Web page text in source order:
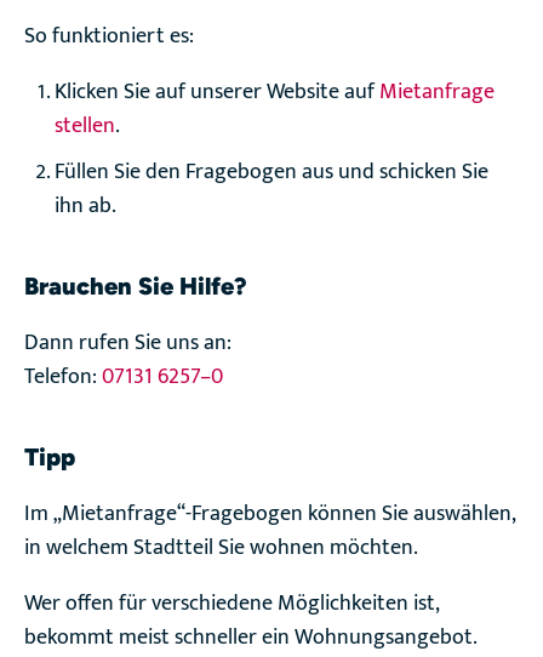
So funktioniert es:
Klicken Sie auf unserer Website aufMietanfrage
stellen.
Füllen Sie den Fragebogen aus und schicken Sie
ihn ab.
Brauchen Sie Hilfe?
Dann rufen Sie uns an:
Telefon:07131 6257–0
Tipp
Im „Mietanfrage“-Fragebogen können Sie auswählen,
in welchem Stadtteil Sie wohnen möchten.
Wer offen für verschiedene Möglichkeiten ist,
bekommt meist schneller ein Wohnungsangebot.